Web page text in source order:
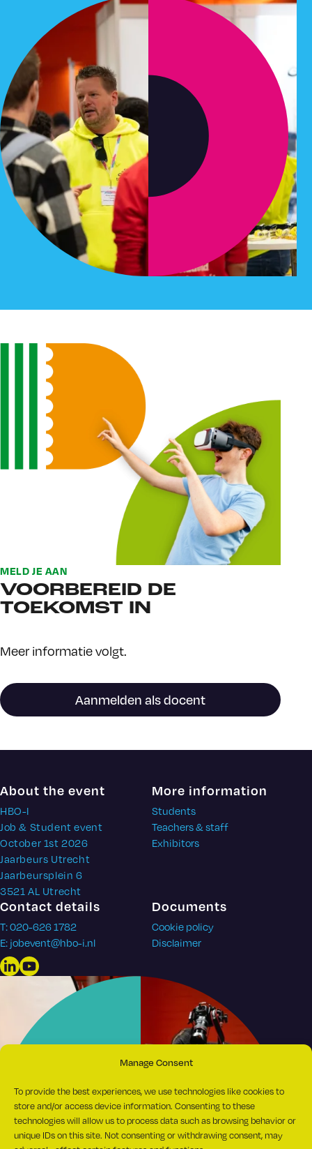
Manage Consent
To provide the best experiences, we use technologies like cookies to
store and/or access device information. Consenting to these
technologies will allow us to process data such as browsing behavior or
unique IDs on this site. Not consenting or withdrawing consent, may
MELD JE AAN
VOORBEREID DE
TOEKOMST IN
Meer informatie volgt.
Aanmelden als docent
About the event
HBO-I
Job & Student event
October 1st 2026
Jaarbeurs Utrecht
Jaarbeursplein 6
3521 AL Utrecht
More information
Students
Teachers & staff
Exhibitors
Contact details
T: 020-626 1782
E: jobevent@hbo-i.nl
Documents
Cookie policy
Disclaimer